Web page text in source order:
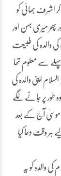
اشرف بھائی کو
پھر میری بہن اور
کی والدہ کی طبیعت
سے معلوم تھا
اپنی والدہ کی
طور پر جانے لگے
موسیٰ آج کے بعد
ہر وقت دعا کیا
والدہ کو یہ